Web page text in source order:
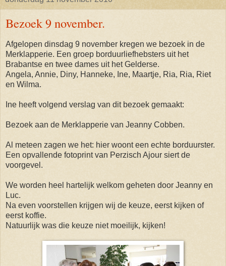
Bezoek 9 november.
Afgelopen dinsdag 9 november kregen we bezoek in de
Merklapperie. Een groep borduurliefhebsters uit het
Brabantse en twee dames uit het Gelderse.
Angela, Annie, Diny, Hanneke, Ine, Maartje, Ria, Ria, Riet
en Wilma.
Ine heeft volgend verslag van dit bezoek gemaakt:
Bezoek aan de Merklapperie van Jeanny Cobben.
Al meteen zagen we het: hier woont een echte borduurster.
Een opvallende fotoprint van Perzisch Ajour siert de
voorgevel.
We worden heel hartelijk welkom geheten door Jeanny en
Luc.
Na even voorstellen krijgen wij de keuze, eerst kijken of
eerst koffie.
Natuurlijk was die keuze niet moeilijk, kijken!